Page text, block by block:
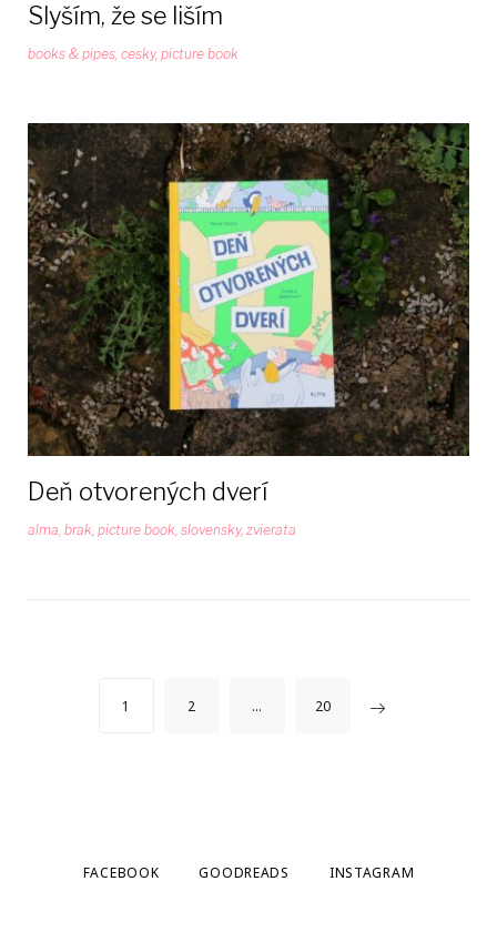
Slyším, že se liším
books & pipes, cesky, picture book
Deň otvorených dverí
alma, brak, picture book, slovensky, zvierata
Stránkovanie
1 2 … 20
FACEBOOK GOODREADS INSTAGRAM